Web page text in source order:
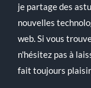
je partage des
nouvelles
web. Si vous
n'hésitez pas à
fait toujours